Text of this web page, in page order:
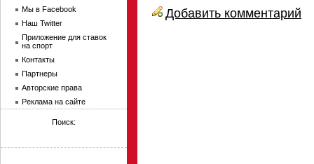
Добавить комментарий
Мы в Facebook
Наш Twitter
Приложение для ставок
на спорт
Контакты
Партнеры
Авторские права
Реклама на сайте
Поиск: